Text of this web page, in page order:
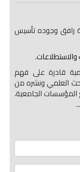
رافق وجوده تأسيس
قادرة على فهم
العلمي ونشره من
المؤسسات الجامعية،